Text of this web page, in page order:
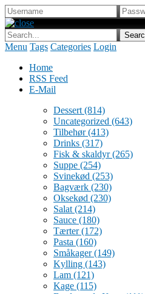
Menu Tags Categories Login
Home
RSS Feed
E-Mail
Dessert (814)
Uncategorized (643)
Tilbehør(413)
Drinks (317)
Fisk & skaldyr(265)
Suppe (254)
Svinekød (253)
Bagværk (230)
Oksekød (230)
Salat (214)
Sauce (180)
Tærter(172)
Pasta (160)
Småkager(149)
Kylling (143)
Lam (121)
Kage (115)